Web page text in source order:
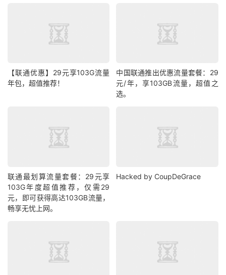
【联通优惠】29元享103G流量
年包，超值推荐！
中国联通推出优惠流量套餐：29
元/年，享103GB流量，超值之
选。
联通最划算流量套餐：29元享
103G年度超值推荐，仅需29
元，即可获得高达103GB流量，
畅享无忧上网。
Hacked by CoupDeGrace